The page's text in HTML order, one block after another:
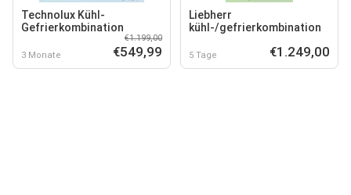
Technolux Kühl-
Gefrierkombination
3 Monate
€1.199,00
€549,99
Liebherr
kühl-/gefrierkombination
5 Tage €1.249,00